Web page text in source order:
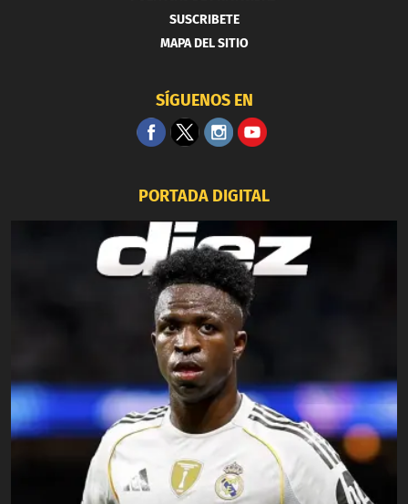
SUSCRIBETE
MAPA DEL SITIO
SÍGUENOS EN
PORTADA DIGITAL